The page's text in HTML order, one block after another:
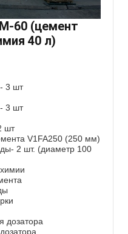
60 (цемент
40 л)
3 шт
3 шт
шт
V1FA250 (250 мм)
2 шт. (диаметр 100
дозатора